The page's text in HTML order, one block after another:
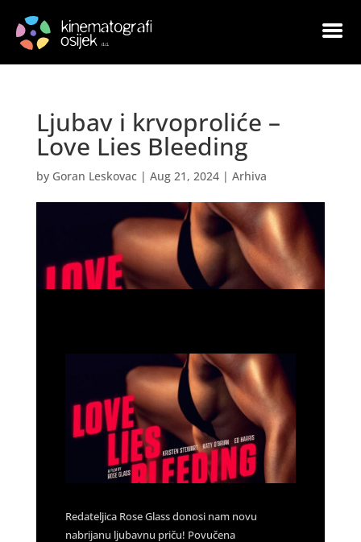
Ljubav i krvoproliće –
Love Lies Bleeding
by Goran Leskovac| Aug 21, 2024| Arhiva
Redateljica Rose Glass donosi nam novu
nabrijanu ljubavnu priču! Povučena